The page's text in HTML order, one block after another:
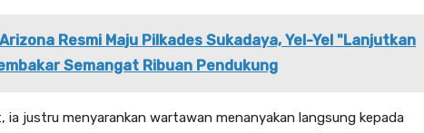
Resmi Maju Pilkades Sukadaya, Yel-Yel "Lanjutkan
Semangat Ribuan Pendukung
ia justru menyarankan wartawan menanyakan langsung kepada